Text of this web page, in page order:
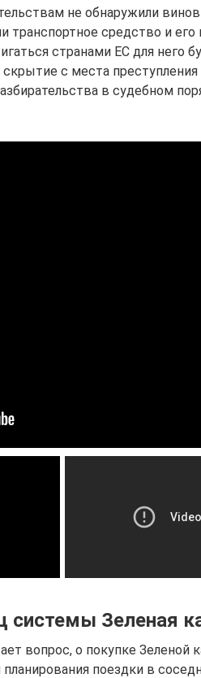
не обнаружили
транспортное средство и его
странами ЕС для него
с места
в судебном
системы Зеленая
вопрос, о покупке Зеленой
поездки в